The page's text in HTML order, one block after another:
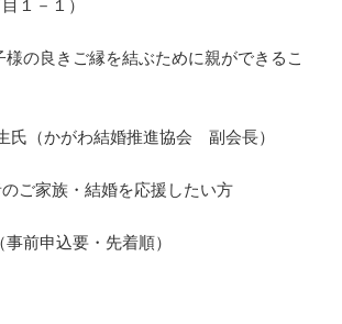
１－１）
の良きご縁を結ぶために親ができるこ
氏（かがわ結婚推進協会 副会長）
ご家族・結婚を応援したい方
前申込要・先着順）